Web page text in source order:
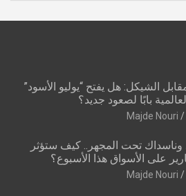
الشيكل: هل يفتح “يوليو الأسود”
بابًا لصعود جديد؟
Majde Nouri
وناسداك تحت المجهر.. كيف ستؤثر
على الأسواق هذا الأسبوع؟
Majde Nouri